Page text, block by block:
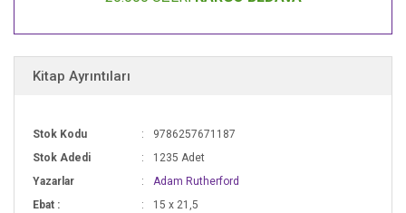
açınızı değiştirecek.”
Kitap Ayrıntıları
Stok Kodu
9786257671187
Stok Adedi
1235 Adet
Yazarlar
Adam Rutherford
Ebat :
15 x 21,5